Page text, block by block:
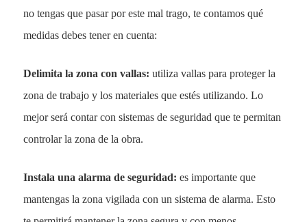
no tengas que pasar por este mal trago, te contamos qué
medidas debes tener en cuenta:
Delimita la zona con vallas: utiliza vallas para proteger la
zona de trabajo y los materiales que estés utilizando. Lo
mejor será contar con sistemas de seguridad que te permitan
controlar la zona de la obra.
Instala una alarma de seguridad: es importante que
mantengas la zona vigilada con un sistema de alarma. Esto